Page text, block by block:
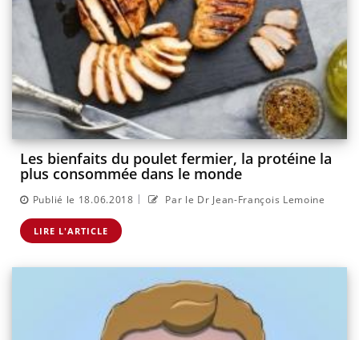
Les bienfaits du poulet fermier, la protéine la
plus consommée dans le monde
Publié le 18.06.2018 | Par le Dr Jean-François Lemoine
LIRE L'ARTICLE